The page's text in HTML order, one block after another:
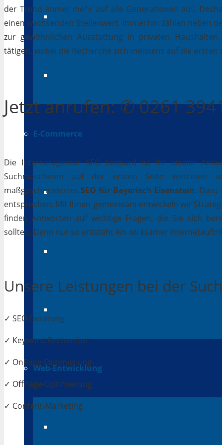
E-Commerce
Online Shops
Web-Entwicklung
der Trend immer mehr auf alle Generationen aus.
einen wachsenden Stellenwert. Immerhin zählen neben
zur gewöhnlichen Ausstattung in privaten
tätigen, wobei die Recherche sich meistens auf die
Jetztanrufen: ✆ 0261
Die Internetagentur SEO Leopard ist Ihr idealer
Suchmaschinen auf der ersten Seite vertreten
maßgeschneidertesSEO für Bayerisch Eisenstein.
entsprechen. Mit Ihnen gemeinsam entwickeln wir
finden Antworten auf wichtige Fragen, die Sie sich
sollten. Denn nur so entsteht ein wirksamer
Unsere Leistungen bei der
✓ SEO-Beratung
✓ Keyword-Recherche
✓ OnPage-Optimierung
✓ OffPage-Optimierung
✓ Content-Marketing